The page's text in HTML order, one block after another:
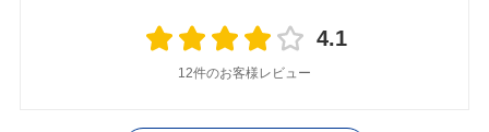
4.1
12件のお客様レビュー